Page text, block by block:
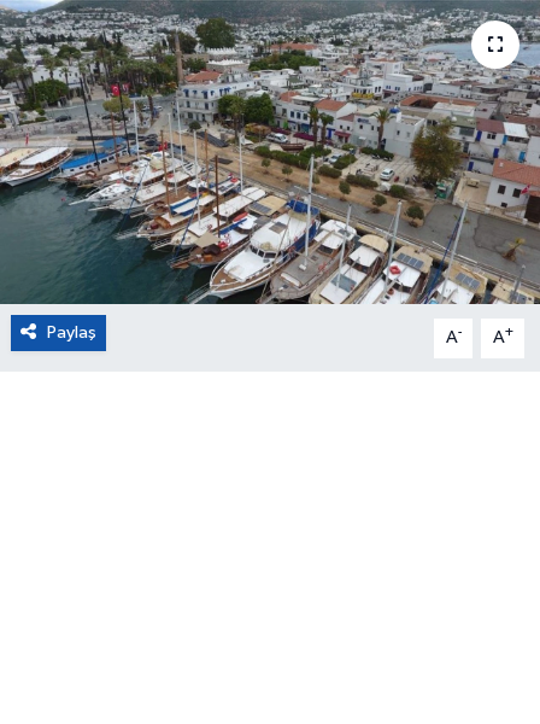
Paylaş A- A+
Eğitim
Sağlık
Magazin
Turizm
Kültür ve Sanat